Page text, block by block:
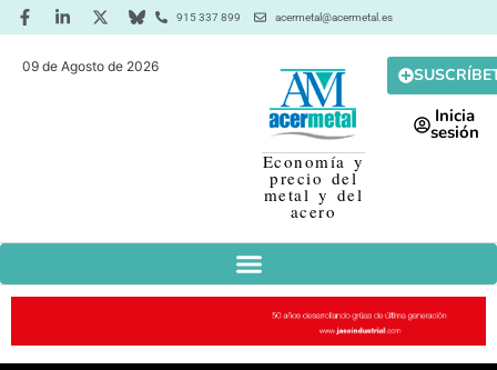
915 337 899 acermetal@acermetal.es
09 de Agosto de 2026
Economía y
precio del
metal y del
acero
Inicia
sesión